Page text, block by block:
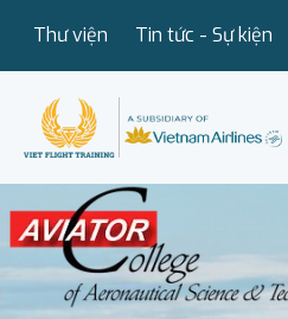
Thư viện Tin tức - Sự kiện